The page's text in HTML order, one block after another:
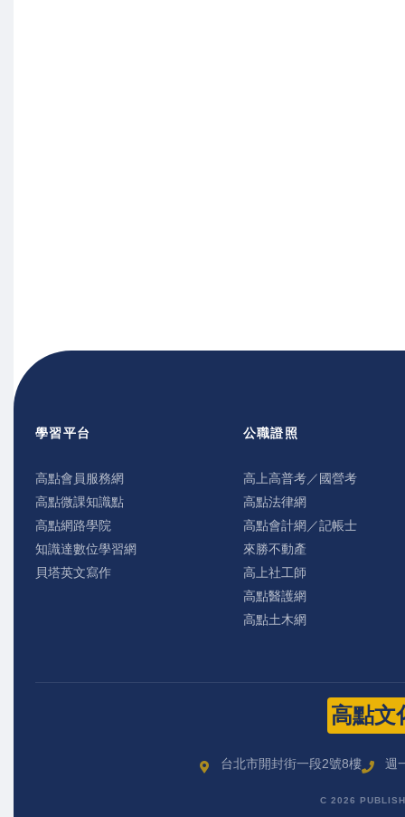
學習平台
高點會員服務網
高點微課知識點
高點網路學院
知識達數位學習網
貝塔英文寫作
公職證照
高上高普考／國營考
高點法律網
高點會計網／記帳士
來勝不動產
高上社工師
高點醫護網
高點土木網
高點文
台北市開封街一段2號8樓 週
C 2026